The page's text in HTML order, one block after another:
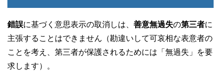
錯誤に基づく意思表示の取消しは、 善意無過失の第三者に
主張することはできません（勘違いして可哀相な表意者の
ことを考え、第三者が保護されるためには「無過失」を要
求します）。